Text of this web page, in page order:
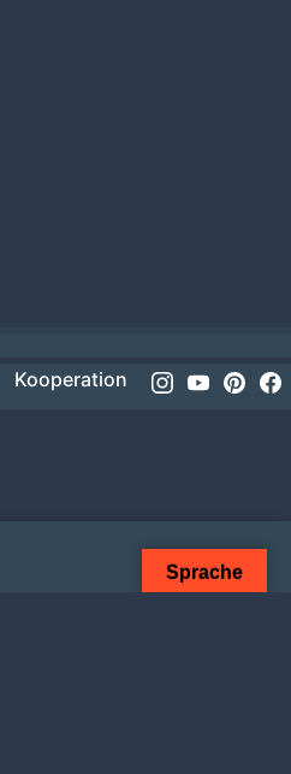
Kooperation Instagram
Youtube
Sprache